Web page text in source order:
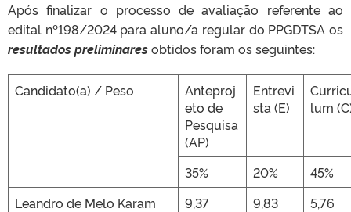
Após finalizar o processo de avaliação referente ao
edital nº198/2024 para aluno/a regular do PPGDTSA os
resultados preliminaresobtidos foram os seguintes:
Candidato(a) / Peso
Anteproj
eto de
Pesquisa
(AP)
Entrevi
sta (E)
lum
35% 20%
45%
Leandro de Melo Karam
9,37 9,83
5,76